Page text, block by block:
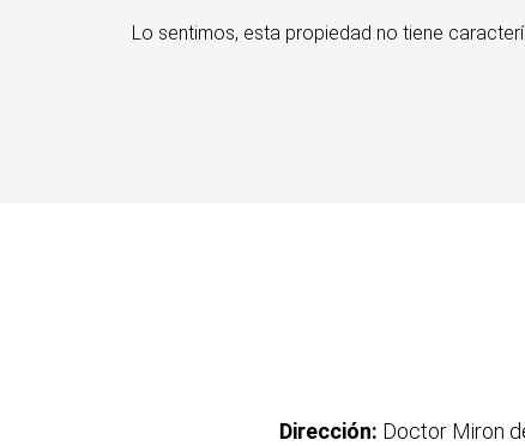
Lo sentimos, esta propiedad no tiene
Dirección: Doctor Miron